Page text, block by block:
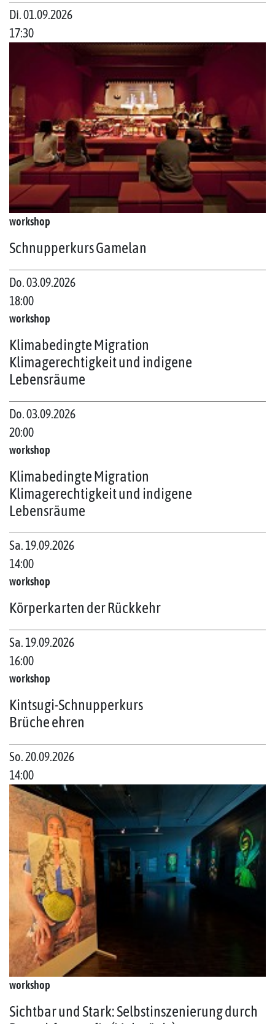
Di. 01.09.2026
17:30
workshop
Schnupperkurs Gamelan
Do. 03.09.2026
18:00
workshop
Klimabedingte Migration
Klimagerechtigkeit und indigene
Lebensräume
Do. 03.09.2026
20:00
workshop
Klimabedingte Migration
Klimagerechtigkeit und indigene
Lebensräume
Sa. 19.09.2026
14:00
workshop
Körperkarten der Rückkehr
Sa. 19.09.2026
16:00
workshop
Kintsugi-Schnupperkurs
Brüche ehren
So. 20.09.2026
14:00
workshop
Sichtbar und Stark: Selbstinszenierung durch